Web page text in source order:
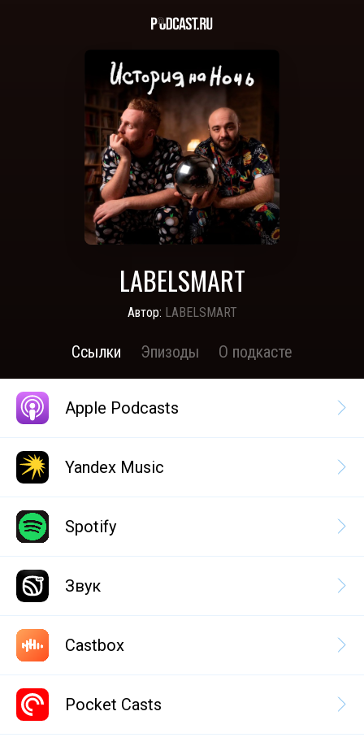
LABELSMART
Автор: LABELSMART
Ссылки Эпизоды О подкасте
Apple Podcasts
Yandex Music
Spotify
Звук
Castbox
Pocket Casts